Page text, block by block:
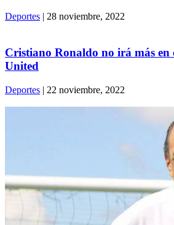
Deportes | 28 noviembre, 2022
Cristiano Ronaldo no irá más en
United
Deportes | 22 noviembre, 2022